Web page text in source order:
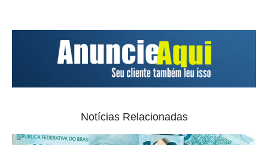
Notícias Relacionadas